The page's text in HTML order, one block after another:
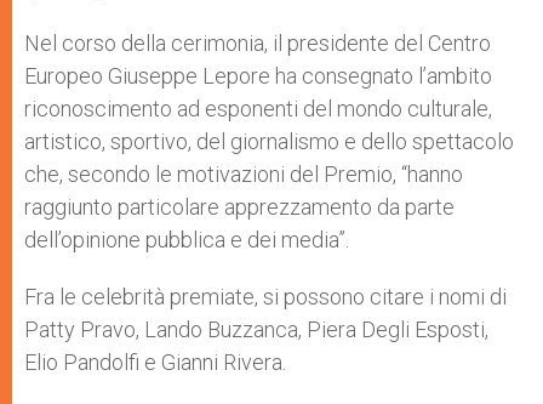
Nel corso della cerimonia, il presidente del Centro
Europeo Giuseppe Lepore ha consegnato l’ambito
riconoscimento ad esponenti del mondo culturale,
artistico, sportivo, del giornalismo e dello spettacolo
che, secondo le motivazioni del Premio, “hanno
raggiunto particolare apprezzamento da parte
dell’opinione pubblica e dei media”.
Fra le celebrità premiate, si possono citare i nomi di
Patty Pravo, Lando Buzzanca, Piera Degli Esposti,
Elio Pandolfi e Gianni Rivera.